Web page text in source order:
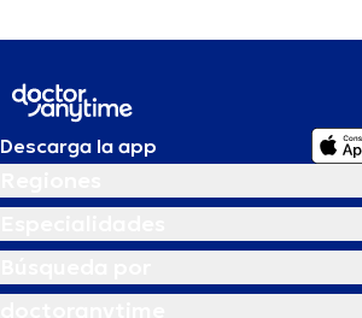
Descarga la app